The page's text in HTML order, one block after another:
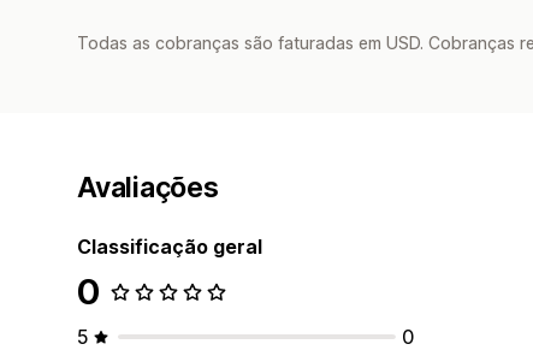
Todas as cobranças são faturadas em USD. Cobranças
Avaliações
Classificação geral
0
5
0